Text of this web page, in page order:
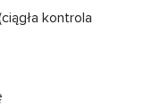
kontrola